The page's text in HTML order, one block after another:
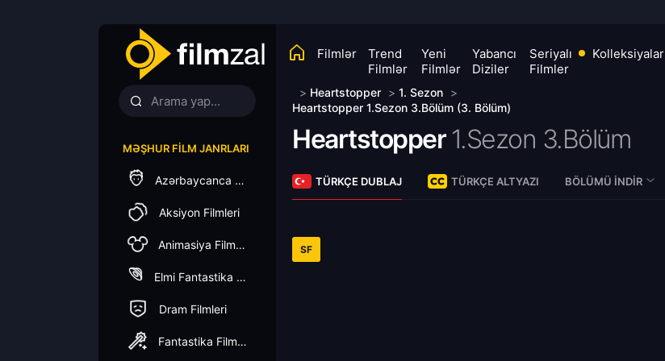
Filmlər
Trend
Filmlər
Yeni
Filmlər
Yabancı
Diziler
Seriyalı
Filmler
Kolleksiyalar
MƏŞHUR FILM JANRLARI
Azərbaycanca Dublaj
Aksiyon Filmleri
Animasiya Filmleri
Elmi Fantastika Filmleri
Dram Filmleri
Fantastika Filmleri
> Heartstopper > 1. Sezon >
Heartstopper 1.Sezon 3.Bölüm (3. Bölüm)
Heartstopper 1.Sezon 3.Bölüm
TÜRKÇE DUBLAJ TÜRKÇE ALTYAZI BÖLÜMÜ İNDIR
SF